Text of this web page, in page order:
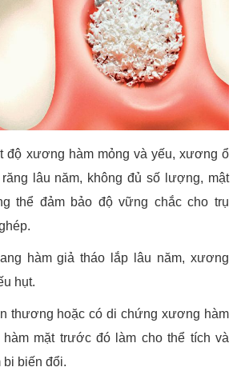
độ xương hàm mỏng và yếu, xương ổ
lâu năm, không đủ số lượng, mật
thể đảm bảo độ vững chắc cho trụ
hàm giả tháo lắp lâu năm, xương
hụt.
thương hoặc có di chứng xương hàm
mặt trước đó làm cho thể tích và
biến đổi.